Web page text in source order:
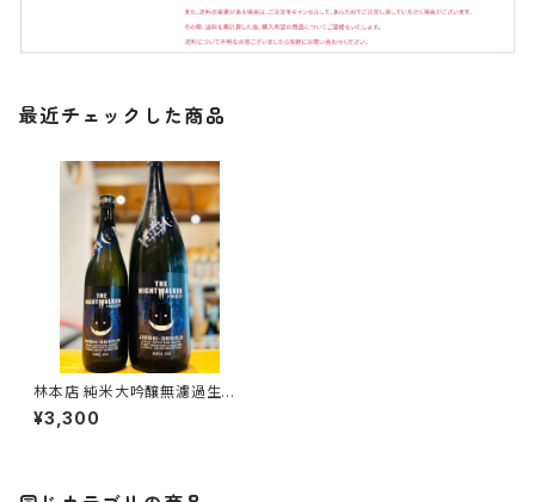
最近チェックした商品
林本店 純米大吟醸無濾過生原
酒 THE NIGHTWALKER FRE
NZY 1800ml１本（林本店・岐
¥3,300